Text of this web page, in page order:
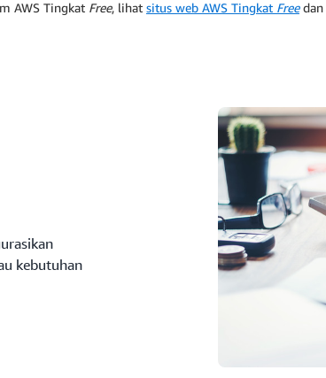
AWS Tingkat Free, lihat situs web AWS Tingkat Freedan
kebutuhan